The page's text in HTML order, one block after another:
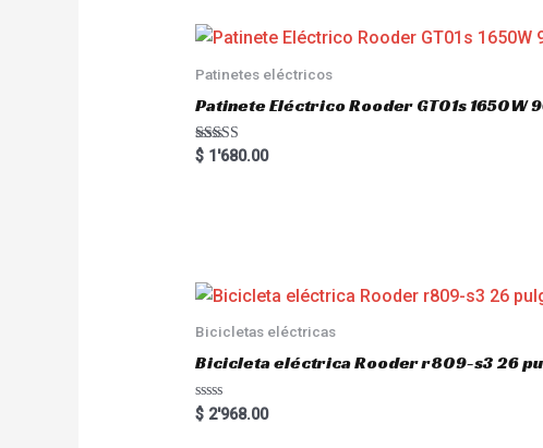
Patinetes eléctricos
Patinete Eléctrico Rooder GT01s 1650W
Rated
5.00
$1'680.00
Bicicletas eléctricas
Bicicleta eléctrica Rooder r809-s3 26
R
a
$2'968.00